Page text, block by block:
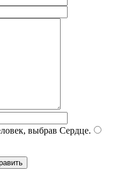
выбрав Сердце.